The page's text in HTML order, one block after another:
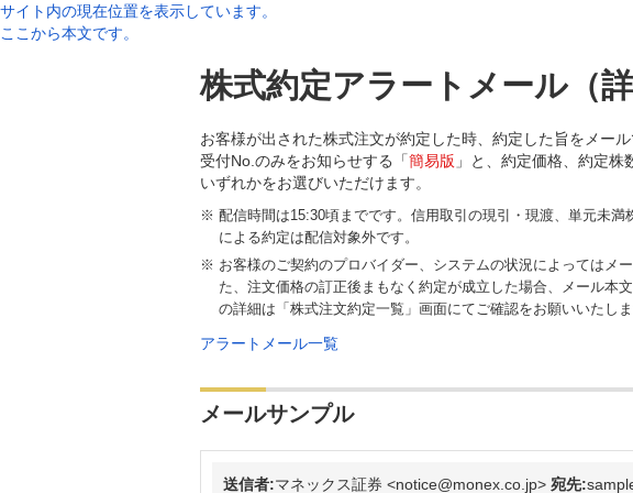
サイト内の現在位置を表示しています。
ここから本文です。
株式約定アラートメール（詳
お客様が出された株式注文が約定した時、約定した旨をメー
受付No.のみをお知らせする「簡易版 」と、約定価格、約定
いずれかをお選びいただけます。
配信時間は15:30頃までです。信用取引の現引・現渡、単元未
による約定は配信対象外です。
お客様のご契約のプロバイダー、システムの状況によってはメ
た、注文価格の訂正後まもなく約定が成立した場合、メール本
の詳細は「株式注文約定一覧」画面にてご確認をお願いいたしま
アラートメール一覧
メールサンプル
送信者:マネックス証券 <notice@monex.co.jp> 宛先: